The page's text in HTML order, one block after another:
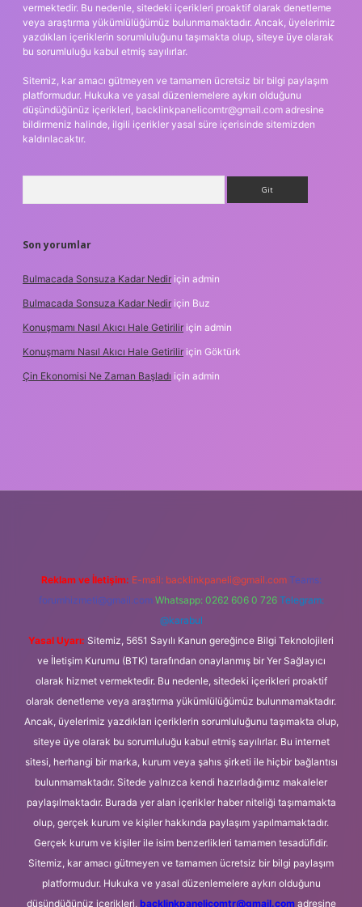
vermektedir. Bu nedenle, sitedeki içerikleri proaktif olarak denetleme
veya araştırma yükümlülüğümüz bulunmamaktadır. Ancak, üyelerimiz
yazdıkları içeriklerin sorumluluğunu taşımakta olup, siteye üye olarak
bu sorumluluğu kabul etmiş sayılırlar.
Sitemiz, kar amacı gütmeyen ve tamamen ücretsiz bir bilgi paylaşım
platformudur. Hukuka ve yasal düzenlemelere aykırı olduğunu
düşündüğünüz içerikleri, backlinkpanelicomtr@gmail.com adresine
bildirmeniz halinde, ilgili içerikler yasal süre içerisinde sitemizden
kaldırılacaktır.
Son yorumlar
Bulmacada Sonsuza Kadar Nedir için admin
Bulmacada Sonsuza Kadar Nedir için Buz
Konuşmamı Nasıl Akıcı Hale Getirilir için admin
Konuşmamı Nasıl Akıcı Hale Getirilir için Göktürk
Çin Ekonomisi Ne Zaman Başladı için admin
Reklam ve İletişim: E-mail: backlinkpaneli@gmail.com Teams:
forumhizmeti@gmail.com Whatsapp: 0262 606 0 726 Telegram:
@karabul
Yasal Uyarı: Sitemiz, 5651 Sayılı Kanun gereğince Bilgi Teknolojileri
ve İletişim Kurumu (BTK) tarafından onaylanmış bir Yer Sağlayıcı
olarak hizmet vermektedir. Bu nedenle, sitedeki içerikleri proaktif
olarak denetleme veya araştırma yükümlülüğümüz bulunmamaktadır.
Ancak, üyelerimiz yazdıkları içeriklerin sorumluluğunu taşımakta olup,
siteye üye olarak bu sorumluluğu kabul etmiş sayılırlar. Bu internet
sitesi, herhangi bir marka, kurum veya şahıs şirketi ile hiçbir bağlantısı
bulunmamaktadır. Sitede yalnızca kendi hazırladığımız makaleler
paylaşılmaktadır. Burada yer alan içerikler haber niteliği taşımamakta
olup, gerçek kurum ve kişiler hakkında paylaşım yapılmamaktadır.
Gerçek kurum ve kişiler ile isim benzerlikleri tamamen tesadüfidir.
Sitemiz, kar amacı gütmeyen ve tamamen ücretsiz bir bilgi paylaşım
platformudur. Hukuka ve yasal düzenlemelere aykırı olduğunu
düşündüğünüz içerikleri, backlinkpanelicomtr@gmail.comadresine